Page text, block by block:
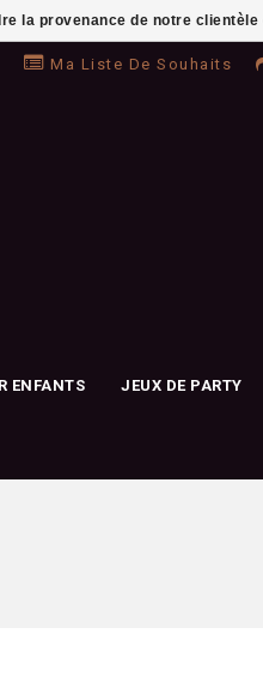
Ma Liste De Souhaits
ENFANTS JEUX DE PARTY
la provenance de notre